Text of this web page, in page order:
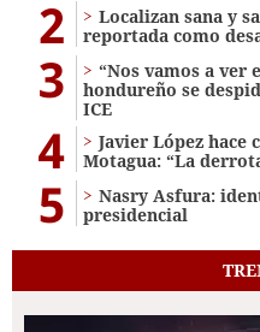
2
Localizan sana y
reportada como
3
“Nos vamos a ver
hondureño se
ICE
4
Javier López hace
Motagua: “La
5
Nasry Asfura:
presidencial